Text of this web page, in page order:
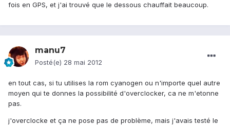
fois en GPS, et j'ai trouvé que le dessous chauffait beaucoup.
manu7
Posté(e) 28 mai 2012
en tout cas, si tu utilises la rom cyanogen ou n'importe quel autre
moyen qui te donnes la possibilité d'overclocker, ca ne m'etonne
pas.
j'overclocke et ça ne pose pas de problème, mais j'avais testé le